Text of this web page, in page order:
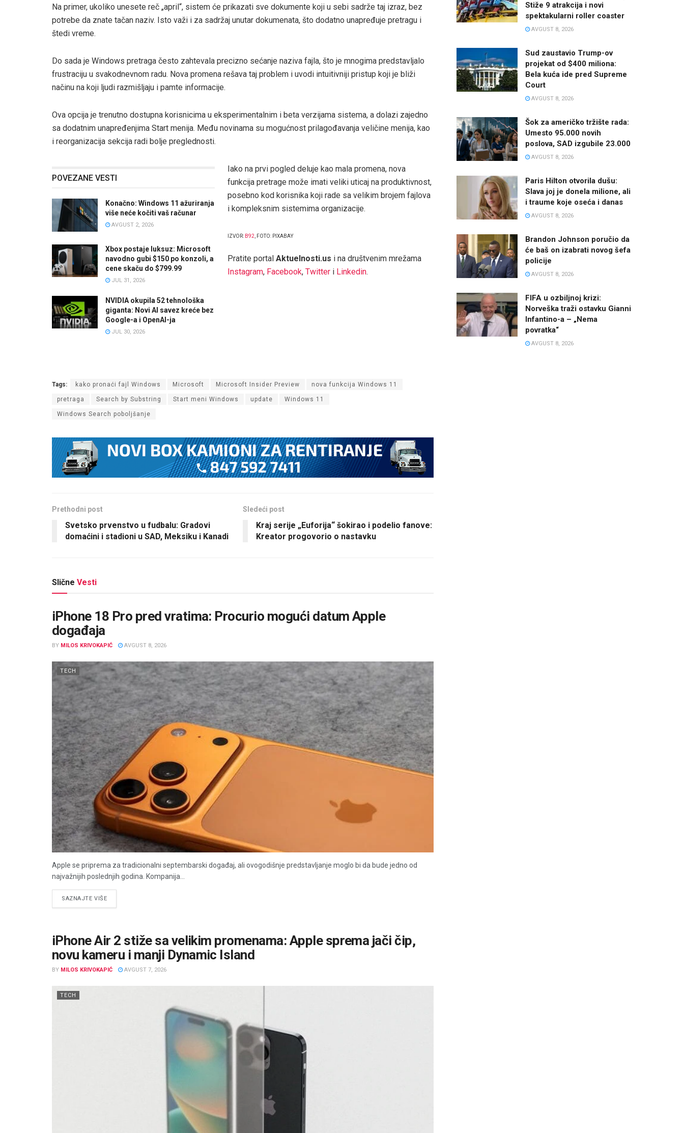
Na primer, ukoliko unesete reč „april“, sistem će prikazati sve dokumente koji u sebi sadrže taj izraz, bez
potrebe da znate tačan naziv. Isto važi i za sadržaj unutar dokumenata, što dodatno unapređuje pretragu i
štedi vreme.
Do sada je Windows pretraga često zahtevala precizno sećanje naziva fajla, što je mnogima predstavljalo
frustraciju u svakodnevnom radu. Nova promena rešava taj problem i uvodi intuitivniji pristup koji je bliži
načinu na koji ljudi razmišljaju i pamte informacije.
Ova opcija je trenutno dostupna korisnicima u eksperimentalnim i beta verzijama sistema, a dolazi zajedno
sa dodatnim unapređenjima Start menija. Među novinama su mogućnost prilagođavanja veličine menija, kao
i reorganizacija sekcija radi bolje preglednosti.
POVEZANE VESTI
Konačno: Windows 11 ažuriranja
više neće kočiti vaš računar
AVGUST 2, 2026
Xbox postaje luksuz: Microsoft
navodno gubi $150 po konzoli, a
cene skaču do $799.99
JUL 31, 2026
NVIDIA okupila 52 tehnološka
giganta: Novi AI savez kreće bez
Google-a i OpenAI-ja
JUL 30, 2026
Iako na prvi pogled deluje kao mala promena, nova
funkcija pretrage može imati veliki uticaj na produktivnost,
posebno kod korisnika koji rade sa velikim brojem fajlova
i kompleksnim sistemima organizacije.
IZVOR: B92, FOTO: PIXABAY
Pratite portal Aktuelnosti.us i na društvenim mrežama
Instagram, Facebook, Twitter i Linkedin.
Tags: kako pronaći fajl Windows Microsoft Microsoft Insider Preview nova funkcija Windows 11
pretraga Search by Substring Start meni Windows update Windows 11
Windows Search poboljšanje
Prethodni post
Svetsko prvenstvo u fudbalu: Gradovi
domaćini i stadioni u SAD, Meksiku i Kanadi
Sledeći post
Kraj serije „Euforija“ šokirao i podelio fanove:
Kreator progovorio o nastavku
Slične Vesti
iPhone 18 Pro pred vratima: Procurio mogući datum Apple
događaja
BY MILOS KRIVOKAPIĆ AVGUST 8, 2026
TECH
Apple se priprema za tradicionalni septembarski događaj, ali ovogodišnje predstavljanje moglo bi da bude jedno od
najvažnijih poslednjih godina. Kompanija...
SAZNAJTE VIŠEDETAILS
iPhone Air 2 stiže sa velikim promenama: Apple sprema jači čip,
novu kameru i manji Dynamic Island
BY MILOS KRIVOKAPIĆ AVGUST 7, 2026
TECH
Stiže 9 atrakcija i novi
spektakularni roller coaster
AVGUST 8, 2026
Sud zaustavio Trump-ov
projekat od $400 miliona:
Bela kuća ide pred Supreme
Court
AVGUST 8, 2026
Šok za američko tržište rada:
Umesto 95.000 novih
poslova, SAD izgubile 23.000
AVGUST 8, 2026
Paris Hilton otvorila dušu:
Slava joj je donela milione, ali
i traume koje oseća i danas
AVGUST 8, 2026
Brandon Johnson poručio da
će baš on izabrati novog šefa
policije
AVGUST 8, 2026
FIFA u ozbiljnoj krizi:
Norveška traži ostavku Gianni
Infantino-a – „Nema
povratka“
AVGUST 8, 2026